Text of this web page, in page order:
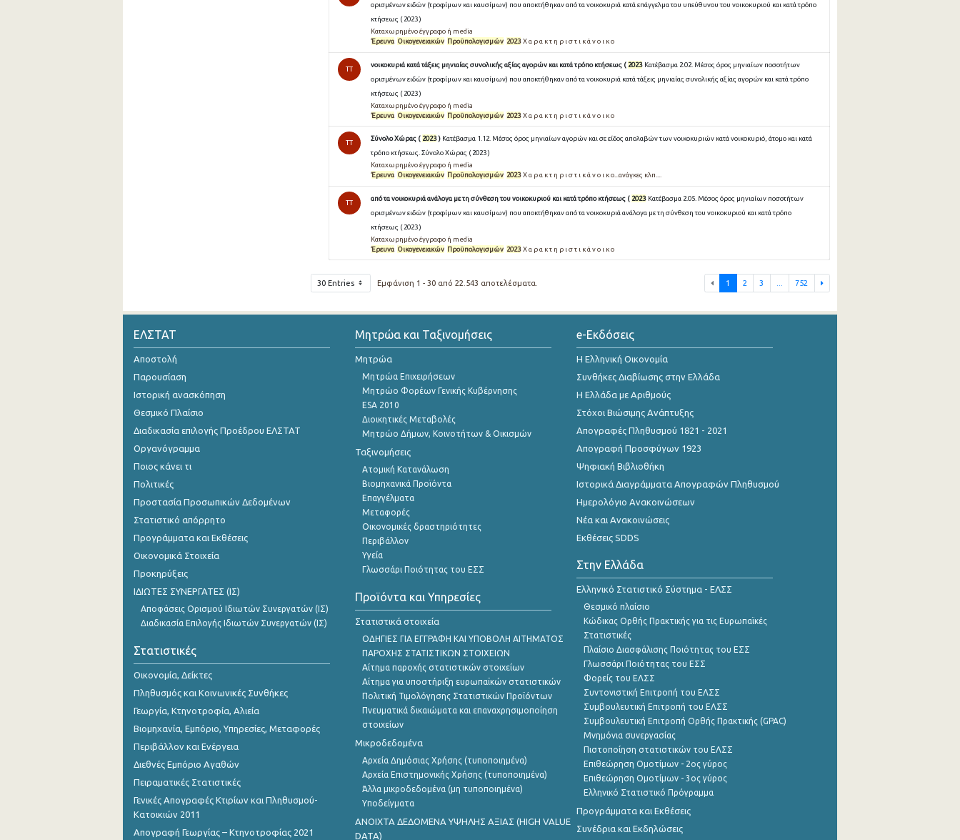
ορισμένων ειδών (τροφίμων και καυσίμων) που αποκτήθηκαν από τα νοικοκυριά κατά επάγγελμα του υπεύθυνου του νοικοκυριού και κατά τρόπο
κτήσεως ( 2023 )
Καταχωρημένο έγγραφο ή media
Έρευνα Οικογενειακών Προϋπολογισμών 2023 Χ α ρ α κ τ η ρ ι σ τ ι κ ά ν ο ι κ ο
TT
νοικοκυριά κατά τάξεις μηνιαίας συνολικής αξίας αγορών και κατά τρόπο κτήσεως ( 2023 Κατέβασμα 2.02. Μέσος όρος μηνιαίων ποσοτήτων
ορισμένων ειδών (τροφίμων και καυσίμων) που αποκτήθηκαν από τα νοικοκυριά κατά τάξεις μηνιαίας συνολικής αξίας αγορών και κατά τρόπο
κτήσεως ( 2023 )
Καταχωρημένο έγγραφο ή media
Έρευνα Οικογενειακών Προϋπολογισμών 2023 Χ α ρ α κ τ η ρ ι σ τ ι κ ά ν ο ι κ ο
TT
Σύνολο Χώρας ( 2023) Κατέβασμα 1.12. Μέσος όρος μηνιαίων αγορών και σε είδος απολαβών των νοικοκυριών κατά νοικοκυριό, άτομο και κατά
τρόπο κτήσεως. Σύνολο Χώρας ( 2023 )
Καταχωρημένο έγγραφο ή media
Έρευνα Οικογενειακών Προϋπολογισμών 2023 Χ α ρ α κ τ η ρ ι σ τ ι κ ά ν ο ι κ ο...ανάγκες κλπ....
TT
από τα νοικοκυριά ανάλογα με τη σύνθεση του νοικοκυριού και κατά τρόπο κτήσεως ( 2023 Κατέβασμα 2.05. Μέσος όρος μηνιαίων ποσοτήτων
ορισμένων ειδών (τροφίμων και καυσίμων) που αποκτήθηκαν από τα νοικοκυριά ανάλογα με τη σύνθεση του νοικοκυριού και κατά τρόπο
κτήσεως ( 2023 )
Καταχωρημένο έγγραφο ή media
Έρευνα Οικογενειακών Προϋπολογισμών 2023 Χ α ρ α κ τ η ρ ι σ τ ι κ ά ν ο ι κ ο
30 Entries Εμφάνιση 1 - 30 από 22.543 αποτελέσματα. 1 2 3 752
ΕΛΣΤΑΤ
Αποστολή
Παρουσίαση
Ιστορική ανασκόπηση
Θεσμικό Πλαίσιο
Διαδικασία επιλογής Προέδρου ΕΛΣΤΑΤ
Οργανόγραμμα
Ποιος κάνει τι
Πολιτικές
Προστασία Προσωπικών Δεδομένων
Στατιστικό απόρρητο
Προγράμματα και Εκθέσεις
Οικονομικά Στοιχεία
Προκηρύξεις
ΙΔΙΩΤΕΣ ΣΥΝΕΡΓΑΤΕΣ (ΙΣ)
Αποφάσεις Ορισμού Ιδιωτών Συνεργατών (ΙΣ)
Διαδικασία Επιλογής Ιδιωτών Συνεργατών (ΙΣ)
Στατιστικές
Οικονομία, Δείκτες
Πληθυσμός και Κοινωνικές Συνθήκες
Γεωργία, Κτηνοτροφία, Αλιεία
Βιομηχανία, Εμπόριο, Υπηρεσίες, Μεταφορές
Περιβάλλον και Ενέργεια
Διεθνές Εμπόριο Αγαθών
Πειραματικές Στατιστικές
Γενικές Απογραφές Κτιρίων και Πληθυσμού-
Κατοικιών 2011
Απογραφή Γεωργίας – Κτηνοτροφίας 2021
Μητρώα και Ταξινομήσεις
Μητρώα
Μητρώα Επιχειρήσεων
Μητρώο Φορέων Γενικής Κυβέρνησης
ESA 2010
Διοικητικές Μεταβολές
Μητρώο Δήμων, Κοινοτήτων & Οικισμών
Ταξινομήσεις
Ατομική Κατανάλωση
Βιομηχανικά Προϊόντα
Επαγγέλματα
Μεταφορές
Οικονομικές δραστηριότητες
Περιβάλλον
Υγεία
Γλωσσάρι Ποιότητας του ΕΣΣ
Προϊόντα και Υπηρεσίες
Στατιστικά στοιχεία
ΟΔΗΓΙΕΣ ΓΙΑ ΕΓΓΡΑΦΗ ΚΑΙ ΥΠΟΒΟΛΗ ΑΙΤΗΜΑΤΟΣ
ΠΑΡΟΧΗΣ ΣΤΑΤΙΣΤΙΚΩΝ ΣΤΟΙΧΕΙΩΝ
Αίτημα παροχής στατιστικών στοιχείων
Αίτημα για υποστήριξη ευρωπαϊκών στατιστικών
Πολιτική Τιμολόγησης Στατιστικών Προϊόντων
Πνευματικά δικαιώματα και επαναχρησιμοποίηση
στοιχείων
Μικροδεδομένα
Αρχεία Δημόσιας Χρήσης (τυποποιημένα)
Αρχεία Επιστημονικής Χρήσης (τυποποιημένα)
Άλλα μικροδεδομένα (μη τυποποιημένα)
Υποδείγματα
ANOIXTA ΔΕΔΟΜΕΝΑ ΥΨΗΛΗΣ ΑΞΙΑΣ (HIGH VALUE
DATA)
e-Εκδόσεις
Η Ελληνική Οικονομία
Συνθήκες Διαβίωσης στην Ελλάδα
Η Ελλάδα με Αριθμούς
Στόχοι Βιώσιμης Ανάπτυξης
Απογραφές Πληθυσμού 1821 - 2021
Απογραφή Προσφύγων 1923
Ψηφιακή Βιβλιοθήκη
Ιστορικά Διαγράμματα Απογραφών Πληθυσμού
Ημερολόγιο Ανακοινώσεων
Νέα και Ανακοινώσεις
Εκθέσεις SDDS
Στην Ελλάδα
Ελληνικό Στατιστικό Σύστημα - ΕΛΣΣ
Θεσμικό πλαίσιο
Κώδικας Ορθής Πρακτικής για τις Ευρωπαϊκές
Στατιστικές
Πλαίσιο Διασφάλισης Ποιότητας του ΕΣΣ
Γλωσσάρι Ποιότητας του ΕΣΣ
Φορείς του ΕΛΣΣ
Συντονιστική Επιτροπή του ΕΛΣΣ
Συμβουλευτική Επιτροπή του ΕΛΣΣ
Συμβουλευτική Επιτροπή Ορθής Πρακτικής (GPAC)
Μνημόνια συνεργασίας
Πιστοποίηση στατιστικών του ΕΛΣΣ
Επιθεώρηση Ομοτίμων - 2ος γύρος
Επιθεώρηση Ομοτίμων - 3ος γύρος
Ελληνικό Στατιστικό Πρόγραμμα
Προγράμματα και Εκθέσεις
Συνέδρια και Εκδηλώσεις